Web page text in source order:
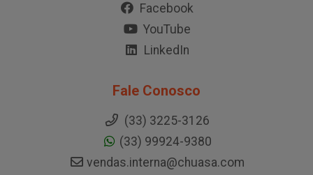
Facebook
YouTube
LinkedIn
Fale Conosco
(33) 3225-3126
(33) 99924-9380
vendas.interna@chuasa.com